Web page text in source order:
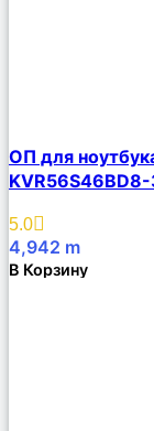
Описание
Избранное
ОП для
5.0
4,942 m
В Корзину